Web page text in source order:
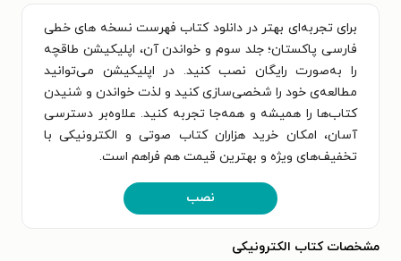
برای تجربه‌ای بهتر در دانلود کتاب فهرست نسخه های خطی
فارسی پاکستان؛ جلد سوم و خواندن آن، اپلیکیشن طاقچه
را به‌صورت رایگان نصب کنید. در اپلیکیشن می‌توانید
مطالعه‌ی خود را شخصی‌سازی کنید و لذت خواندن و شنیدن
کتاب‌ها را همیشه و همه‌جا تجربه کنید. علاوه‌بر دسترسی
آسان، امکان خرید هزاران کتاب صوتی و الکترونیکی با
تخفیف‌های ویژه و بهترین قیمت هم فراهم است.
نصب
مشخصات کتاب الکترونیکی